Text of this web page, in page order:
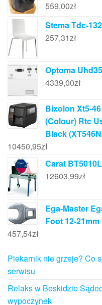
559,00zł
Stema Tdc-
257,31zł
Optoma
4339,00zł
Bixolon Xt5-
(Colour) Rtc
Black
10450,95zł
Carat
12603,99zł
Ega-Master
Foot 12-21mm
457,54zł
Piekarnik nie grzeje? Co
serwisu
Relaks w Beskidzie
wypoczynek